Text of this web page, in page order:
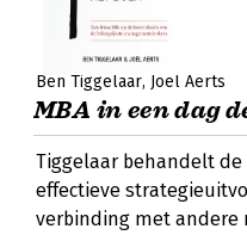
Ben Tiggelaar Joël Aerts
MBA in een dag
Tiggelaar behandelt de
effectieve
verbinding met andere